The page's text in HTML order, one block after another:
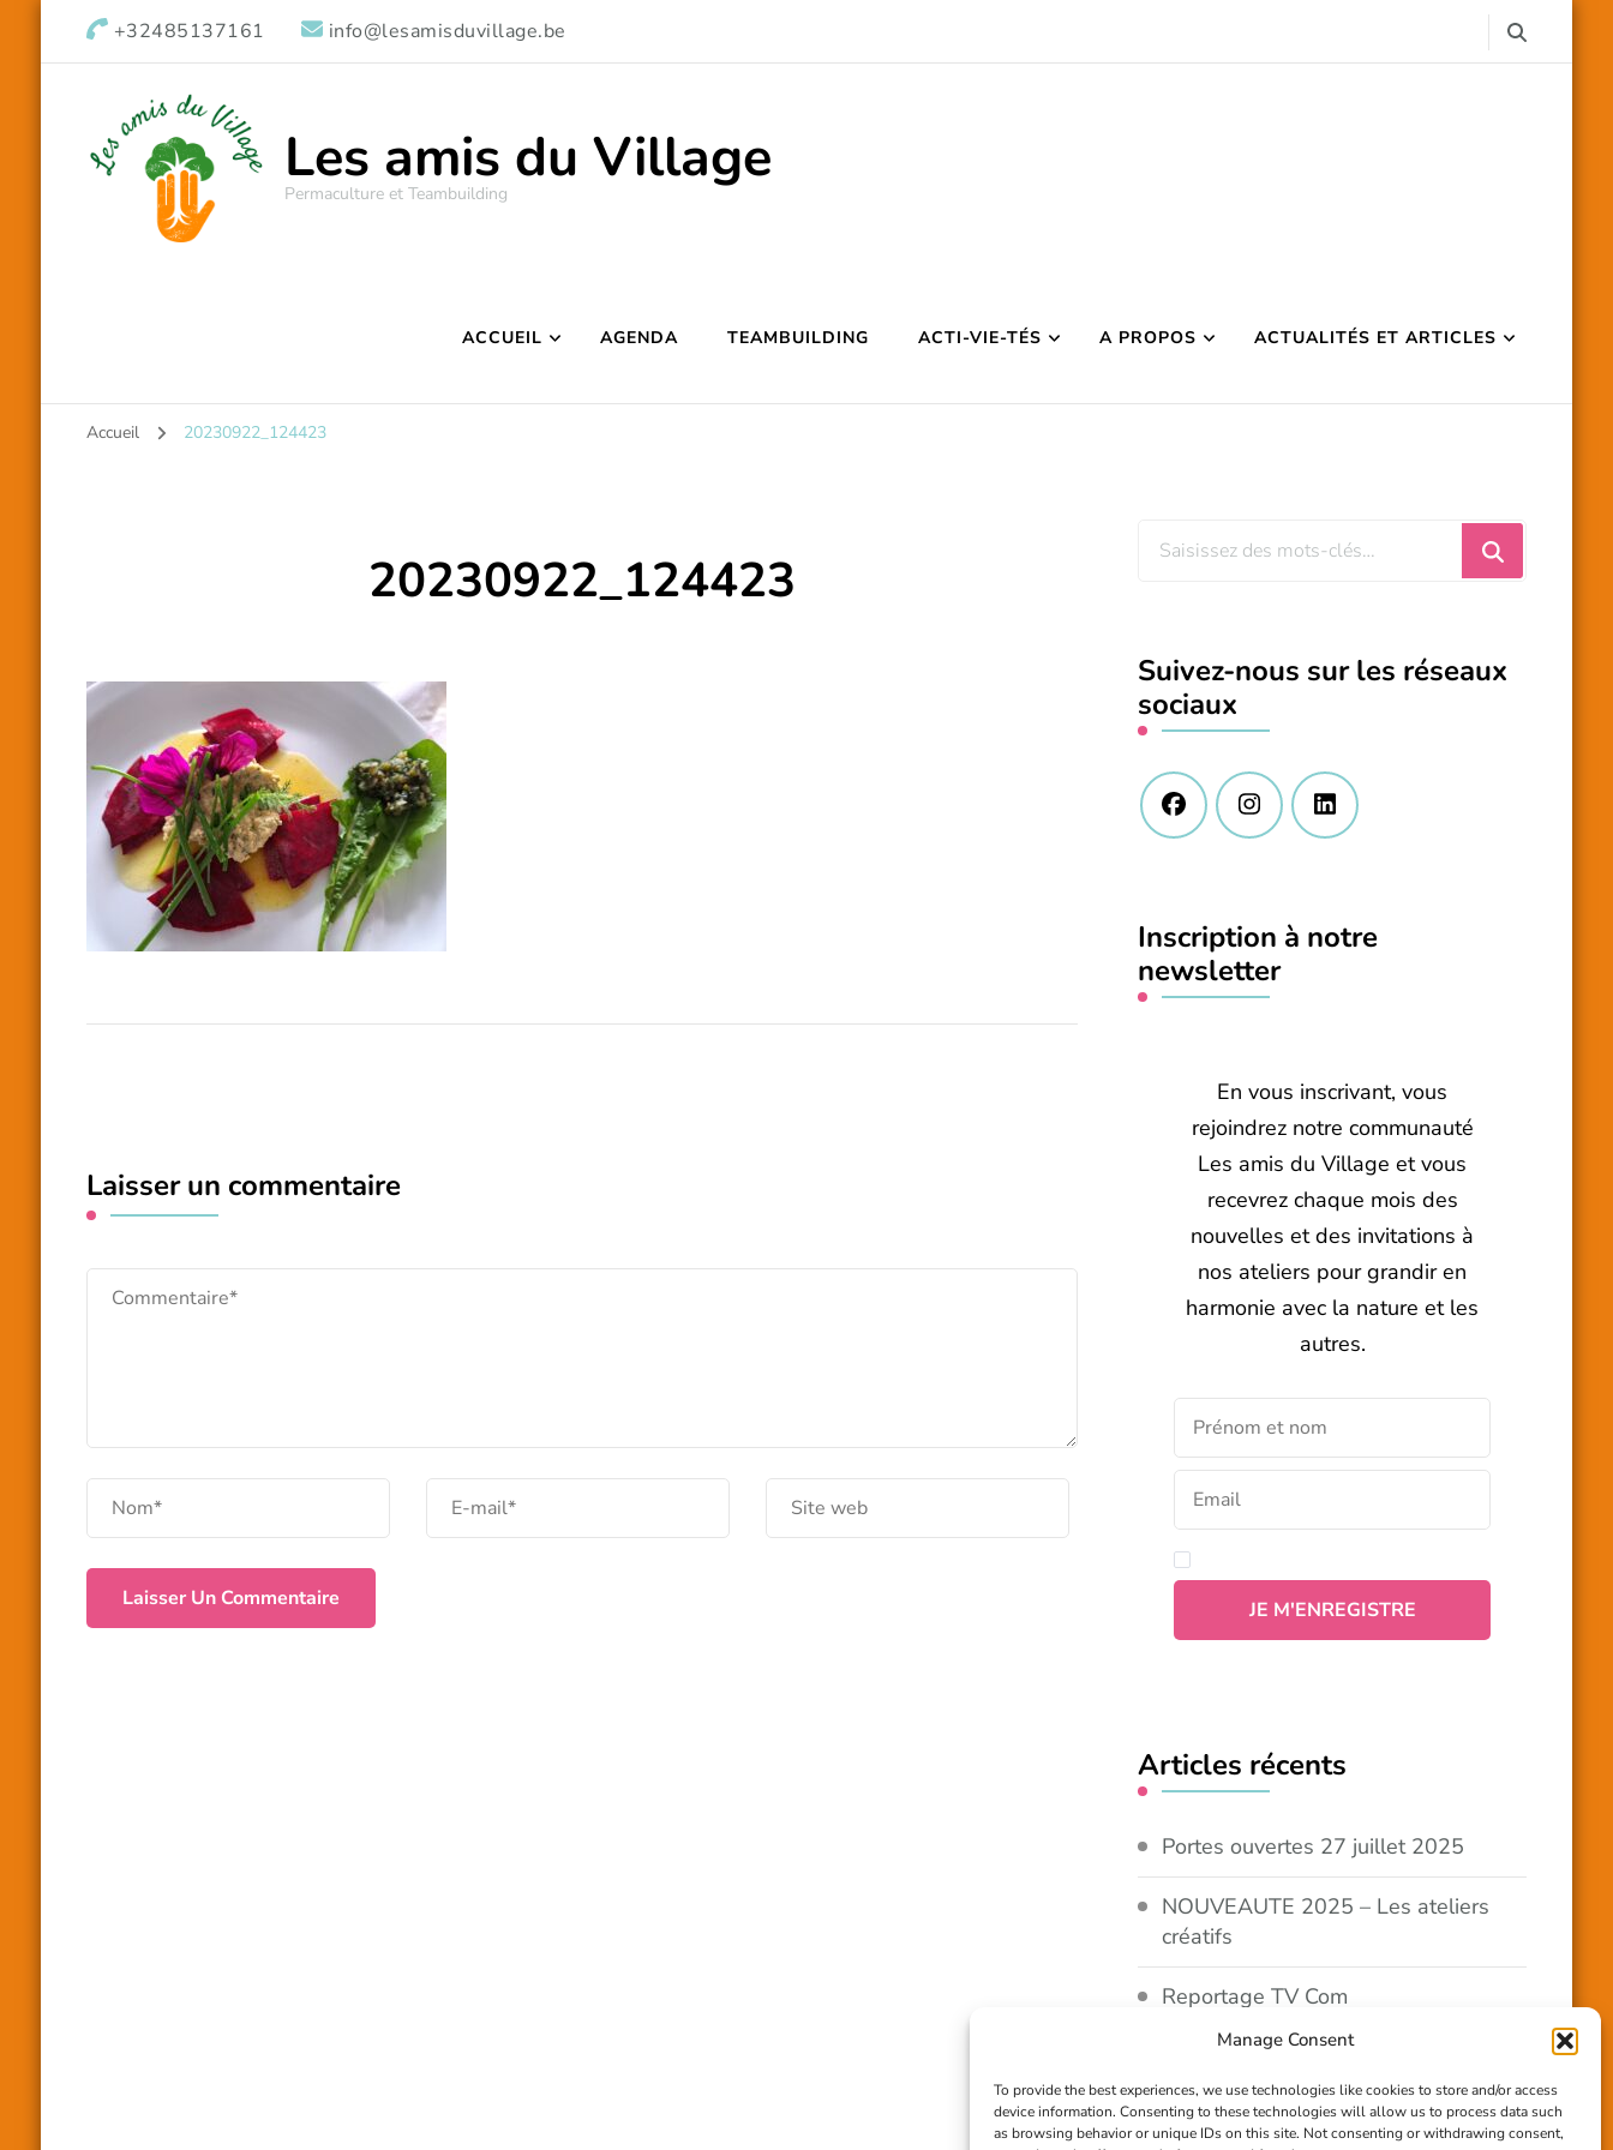
Manage Consent
To provide the best experiences, we use technologies like cookies to store and/or access
device information. Consenting to these technologies will allow us to process data such
as browsing behavior or unique IDs on this site. Not consenting or withdrawing consent,
+32485137161 info@lesamisduvillage.be
Les amis du Village
Permaculture et Teambuilding
ACCUEIL AGENDA TEAMBUILDING ACTI-VIE-TÉS A PROPOS ACTUALITÉS ET ARTICLES
Accueil 20230922_124423
20230922_124423
Laisser un commentaire
Vous
?
Suivez-nous sur les réseaux
sociaux
Inscription à notre
newsletter
En vous inscrivant, vous
rejoindrez notre communauté
Les amis du Village et vous
recevrez chaque mois des
nouvelles et des invitations à
nos ateliers pour grandir en
harmonie avec la nature et les
autres.
Articles récents
Portes ouvertes 27 juillet 2025
NOUVEAUTE 2025 – Les ateliers
créatifs
Reportage TV Com
Construction en terre-paille
Chantier Participatif Terre Paille